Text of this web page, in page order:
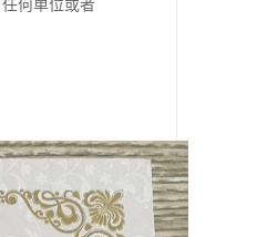
何单位或者